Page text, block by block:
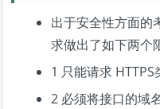
出于安全性方面的
求做出了如下两个
1 只能请求 HTTPS
2 必须将接口的域